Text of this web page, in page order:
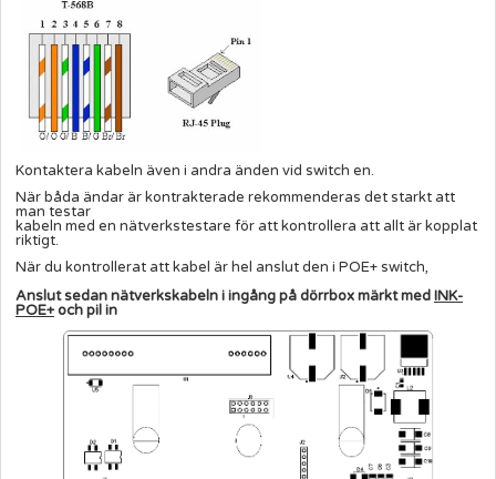
Kontaktera kabeln även i andra änden vid switch en.
När båda ändar är kontrakterade rekommenderas det starkt att
man testar
kabeln med en nätverkstestare för att kontrollera att allt är kopplat
riktigt.
När du kontrollerat att kabel är hel anslut den i POE+ switch,
Anslut sedan nätverkskabeln i ingång på dörrbox märkt medINK-
POE+och pil in